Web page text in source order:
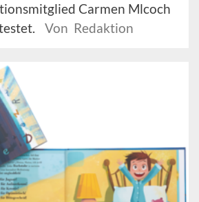
Carmen Mlcoch
Von Redaktion